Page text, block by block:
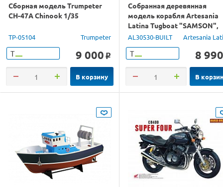
Сборная модель Trumpeter
CH-47A Chinook 1/35
TP-05104 Trumpeter
Т 9 000 o
В корзину
Собранная деревянная
модель корабля Artesania
Latina Tugboat "SAMSON",
1/15
AL30530-BUILT Artesania
Т 8 990
В